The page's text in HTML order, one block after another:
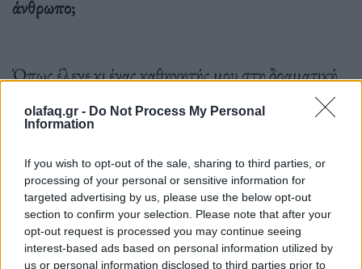
olafaq.gr - Do Not Process My Personal
Information
If you wish to opt-out of the sale, sharing to third parties, or
processing of your personal or sensitive information for
targeted advertising by us, please use the below opt-out
section to confirm your selection. Please note that after your
opt-out request is processed you may continue seeing
interest-based ads based on personal information utilized by
us or personal information disclosed to third parties prior to
άνθρωπο;
Όπως έλεγε κι ένας καθηγητής μου στη δραματική
«Και η Μαντόνα πάει τουαλέτα». Το λέω κομψά.
Ο αγαπημένος σας αστικός μύθος για την Αθήνα;
Οι υπόγειες στοές. Όλα αυτά που υπάρχουν κάτω
από την Αθήνα.